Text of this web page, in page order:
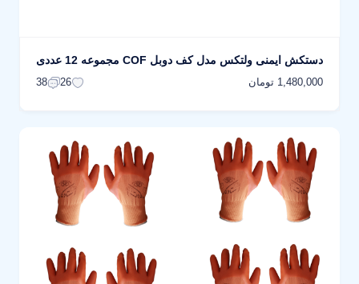
دستکش ایمنی ولتکس مدل کف دوبل COF مجموعه 12 عددی
1,480,000 تومان 26
38